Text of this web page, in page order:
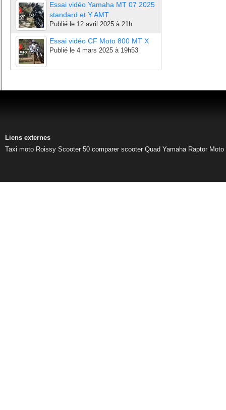
Essai vidéo Yamaha MT 07 2025
standard et Y AMT
Publié le 12 avril 2025 à 21h
Essai vidéo CF Moto 800 MT X
Publié le 4 mars 2025 à 19h53
Liens externes
Taxi moto Roissy Scooter 50 comparer scooter Quad Yamaha Raptor